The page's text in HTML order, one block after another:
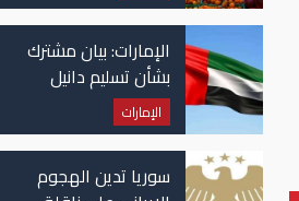
الإمارات: بيان مشترك
بشأن تسليم دانيل
كينيهان إلى السلطات
الإيرلندية
الإمارات
سوريا تدين الهجوم